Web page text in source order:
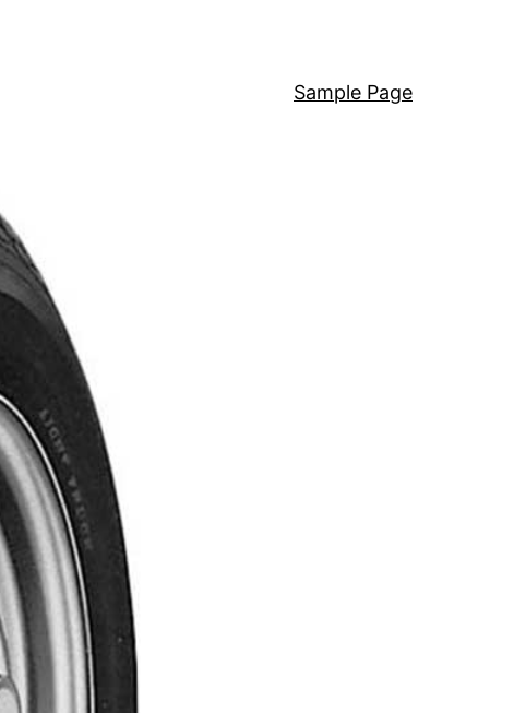
Sample Page